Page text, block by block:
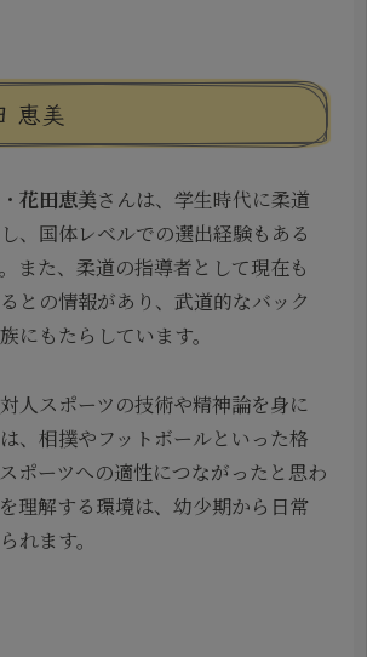
恵美
花田恵美さんは、学生時代に柔道
、国体レベルでの選出経験もある
また、柔道の指導者として現在も
との情報があり、武道的なバック
にもたらしています。
対人スポーツの技術や精神論を身に
、相撲やフットボールといった格
ポーツへの適性につながったと思わ
理解する環境は、幼少期から日常
れます。